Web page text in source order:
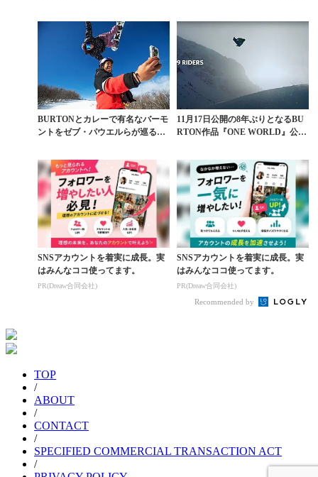
BURTONとカレーで有名なバーモ
ントをゼブ・パウエルらが巡る道
11月17日公開の8年ぶりとなるBU
RTON作品『ONE WORLD』公式
SNSアカウントを着実に成長。実
はみんなココ使ってます。
PR(Dreaw合同会社)
SNSアカウントを着実に成長。実
はみんなココ使ってます。
PR(Dreaw合同会社)
Recommended by
TOP
/
ABOUT
/
CONTACT
/
SPECIFIED COMMERCIAL TRANSACTION ACT
/